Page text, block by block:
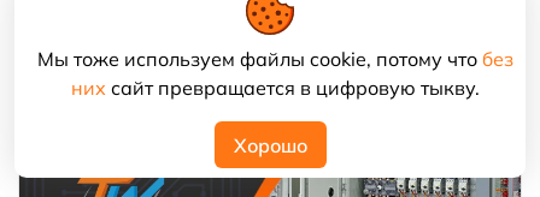
Мы тоже используем файлы cookie, потому что без
нихсайт превращается в цифровую тыкву.
Хорошо